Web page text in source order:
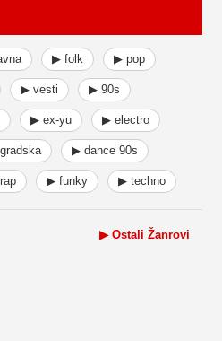
▶ folk ▶ pop
▶ vesti ▶ 90s
▶ ex-yu ▶ electro
▶ dance 90s
▶ funky ▶ techno
▶ Ostali Žanrovi